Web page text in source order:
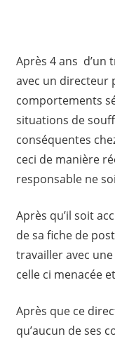
Après 4 ans d’un
avec un directeur
comportements
situations de
conséquentes
ceci de manière
responsable ne
Après qu’il soit
de sa fiche de
travailler avec
celle ci menacée
Après que ce
qu’aucun de ses